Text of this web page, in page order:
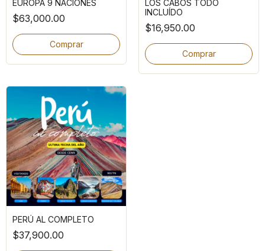
EUROPA 9 NACIONES
$63,000.00
Comprar
LOS CABOS TODO
INCLUÍDO
$16,950.00
Comprar
PERÚ AL COMPLETO
$37,900.00